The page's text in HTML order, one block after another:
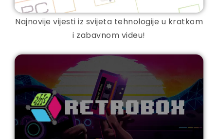
Najnovije vijesti iz svijeta tehnologije u kratkom
i zabavnom videu!